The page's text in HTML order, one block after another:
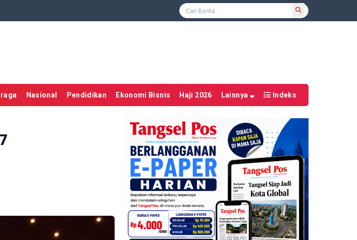
Nasional Pendidikan Ekonomi Bisnis Haji 2026 Lainnya Indeks